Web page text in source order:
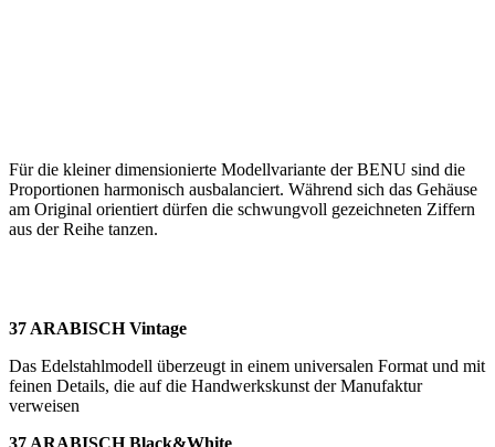
Für die kleiner dimensionierte Modellvariante der BENU sind die
Proportionen harmonisch ausbalanciert. Während sich das Gehäuse
am Original orientiert dürfen die schwungvoll gezeichneten Ziffern
aus der Reihe tanzen.
37 ARABISCH Vintage
Das Edelstahlmodell überzeugt in einem universalen Format und mit
feinen Details, die auf die Handwerkskunst der Manufaktur
verweisen